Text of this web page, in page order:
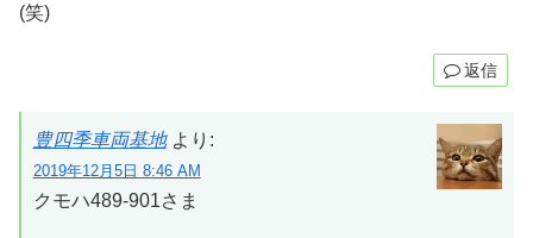
(笑)
返信
豊四季車両基地 より:
2019年12月5日 8:46 AM
クモハ489-901さま